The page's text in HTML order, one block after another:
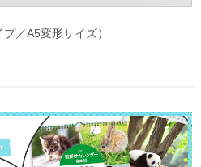
／A5変形サイズ）